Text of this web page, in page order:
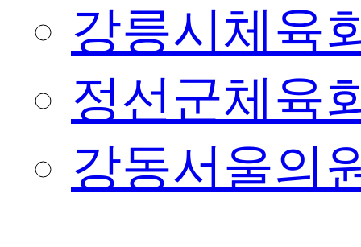
강릉시체육
정선군체육
강동서울의